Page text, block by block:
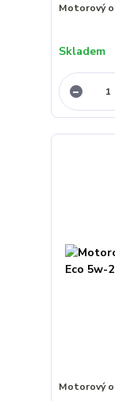
Motorový
Skladem
Motorový